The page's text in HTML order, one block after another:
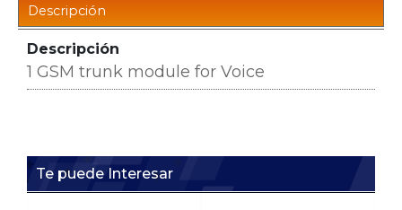
Descripción
Descripción
1 GSM trunk module for Voice
Te puede Interesar